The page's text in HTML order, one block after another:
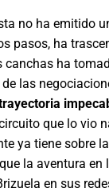
no ha emitido
pasos, ha
canchas ha
las
que lo vio
ya tiene sobre
la aventura en
en sus